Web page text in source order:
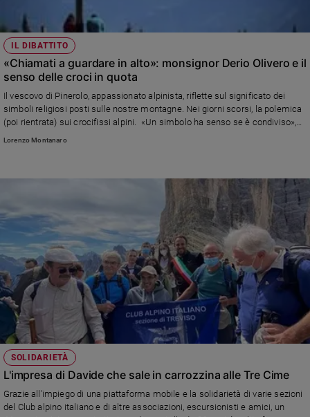
giorno
Società
e
valori
Ambiente
Creato
Diritti
di
Caso
della
settimana
Migranti
Diversità
e
inclusione
Costume
Cultura
e
spettacoli
IL DIBATTITO
«Chiamati a guardare in alto»: monsignor Derio Olivero e il
senso delle croci in quota
Il vescovo di Pinerolo, appassionato alpinista, riflette sul significato dei
simboli religiosi posti sulle nostre montagne. Nei giorni scorsi, la polemica
(poi rientrata) sui crocifissi alpini. «Un simbolo ha senso se è condiviso»,
puntualizza monsignor Olivero. «Dati alla mano, ora non siamo più la
(maggior) consapevolezza, valori vissuti e non solo proclamati, il tutto
Lorenzo Montanaro
SOLIDARIETÀ
L'impresa di Davide che sale in carrozzina alle Tre Cime
Grazie all'impiego di una piattaforma mobile e la solidarietà di varie sezioni
del Club alpino italiano e di altre associazioni, escursionisti e amici, un